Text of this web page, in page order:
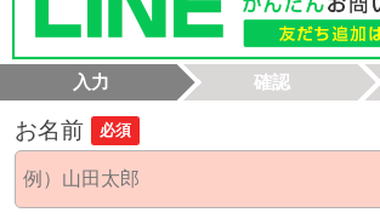
入力 確認
お名前 必須